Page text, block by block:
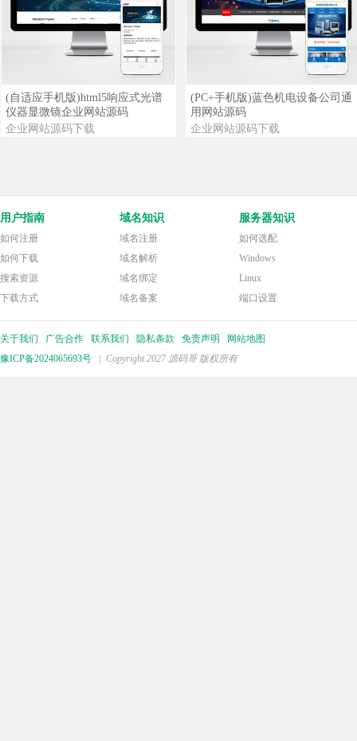
查看详情 查看演示
(自适应手机版)html5响应式光谱
仪器显微镜企业网站源码
企业网站源码下载
查看详情 查看演示
(PC+手机版)蓝色机电设备公司通
用网站源码
企业网站源码下载
用户指南
如何注册
如何下载
搜索资源
下载方式
域名知识
域名注册
域名解析
域名绑定
域名备案
服务器知识
如何选配
Windows
Linux
端口设置
关于我们 广告合作 联系我们 隐私条款 免责声明
网站地图
豫ICP备2024065693号
| Copyright 2027 源码哥 版权所有